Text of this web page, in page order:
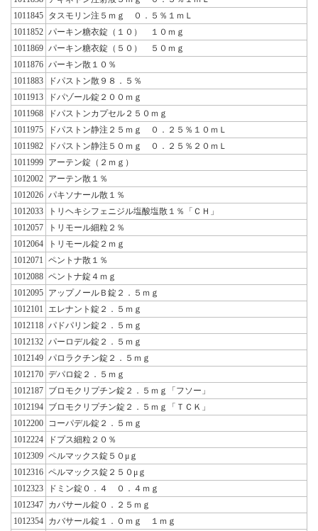
1011845 タスモリン注５ｍｇ ０．５％１ｍＬ
1011852 パーキン糖衣錠（１０） １０ｍｇ
1011869 パーキン糖衣錠（５０） ５０ｍｇ
1011876 パーキン散１０％
1011883
ドパストン散９８．５％
1011913
ドパゾール錠２００ｍｇ
1011968
ドパストンカプセル２５０ｍｇ
1011975
ドパストン静注２５ｍｇ ０．２５％１０ｍＬ
1011982
ドパストン静注５０ｍｇ ０．２５％２０ｍＬ
1011999 アーテン錠（２ｍｇ）
1012002 アーテン散１％
1012026 パキソナール散１％
1012033
トリヘキシフェニジル塩酸塩散１％「ＣＨ」
1012057
トリモール細粒２％
1012064
トリモール錠２ｍｇ
1012071
ペントナ散１％
1012088 ペントナ錠４ｍｇ
1012095 アップノールＢ錠２．５ｍｇ
1012101
エレナント錠２．５ｍｇ
1012118 パドパリン錠２．５ｍｇ
1012132 パーロデル錠２．５ｍｇ
1012149 パロラクチン錠２．５ｍｇ
1012170 デパロ錠２．５ｍｇ
1012187 ブロモクリプチン錠２．５ｍｇ「フソー」
1012194 ブロモクリプチン錠２．５ｍｇ「ＴＣＫ」
1012200
コーパデル錠２．５ｍｇ
1012224
ドプス細粒２０％
1012309 ペルマックス錠５０μｇ
1012316 ペルマックス錠２５０μｇ
1012323
ドミン錠０．４ ０．４ｍｇ
1012347 カバサール錠０．２５ｍｇ
1012354 カバサール錠１．０ｍｇ １ｍｇ